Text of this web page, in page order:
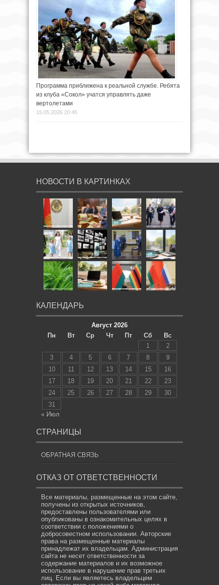
Программа приближена к реальной службе. Ребята
из клуба «Сокол» учатся управлять даже
вертолетами
15.05.2026 20:45
НОВОСТИ В КАРТИНКАХ
КАЛЕНДАРЬ
Август 2026
Пн
Вт Ср Чт Пт Сб
Вс
1
2
3
4 5 6 7 8
9
10
11 12 13 14 15
16
17
18 19 20 21 22
23
24
25 26 27 28 29
30
31
« Июл
СТРАНИЦЫ
ОБРАТНАЯ СВЯЗЬ
ОТКАЗ ОТ ОТВЕТСТВЕННОСТИ
Все материалы, размещенные на этом сайте,
получены из открытых источников,
предоставлены пользователями или
опубликованы в ознакомительных целях в
соответствии с положениями о
добросовестном использовании. Авторские
права на размещенные материалы
принадлежат их владельцам. Администрация
сайта не несет ответственности за
содержание материалов и их возможное
использование в нарушение прав третьих
лиц. Если вы являетесь владельцем